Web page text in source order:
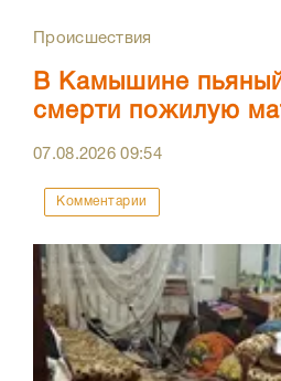
Происшествия
В Камышине
смерти пожилую
07.08.202609:54
Комментарии